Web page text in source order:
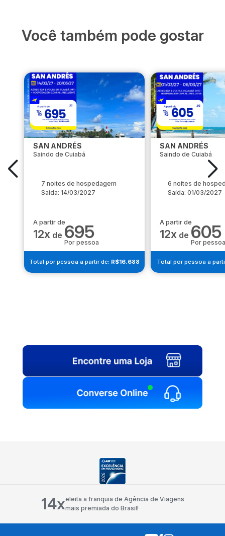
Você também pode gostar
SAN ANDRÉS
Saindo de Cuiabá
7 noites de hospedagem
Saída: 14/03/2027
A partir de
12x de 695
Por pessoa
Total por pessoa a partir de: R$16.688
SAN ANDRÉS
Saindo de Cuiabá
6 noites de
Saída: 01/03/2027
A partir de
12x de 605
Por pessoa
Total por pessoa a
14xeleita a franquia de Agência de Viagens
mais premiada do Brasil!